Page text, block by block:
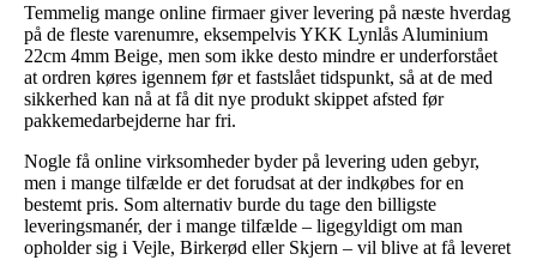
Temmelig mange online firmaer giver levering på næste hverdag
på de fleste varenumre, eksempelvis YKK Lynlås Aluminium
22cm 4mm Beige, men som ikke desto mindre er underforstået
at ordren køres igennem før et fastslået tidspunkt, så at de med
sikkerhed kan nå at få dit nye produkt skippet afsted før
pakkemedarbejderne har fri.
Nogle få online virksomheder byder på levering uden gebyr,
men i mange tilfælde er det forudsat at der indkøbes for en
bestemt pris. Som alternativ burde du tage den billigste
leveringsmanér, der i mange tilfælde – ligegyldigt om man
opholder sig i Vejle, Birkerød eller Skjern – vil blive at få leveret